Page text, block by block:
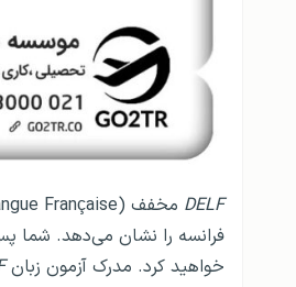
DELF
فرانسه را نشان می‌دهد. شما پس
خواهید کرد. مدرک آزمون زبان